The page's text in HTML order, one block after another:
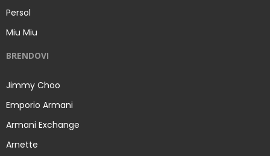
Persol
Miu Miu
BRENDOVI
Jimmy Choo
Emporio Armani
Armani Exchange
Arnette